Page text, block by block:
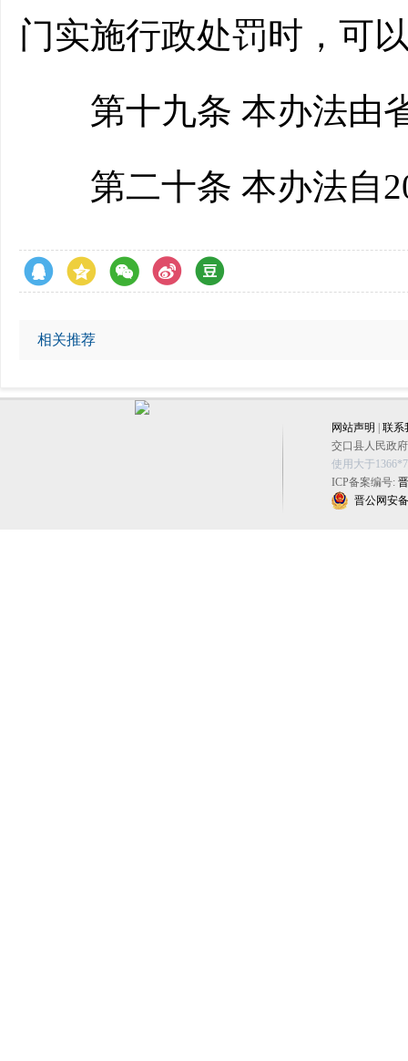
门实施行政处罚时，可
第十九条 本办法由省
第二十条 本办法自
相关推荐
网站声明
联系
交口县人民政
使用大于
ICP备案编号:
晋公网安